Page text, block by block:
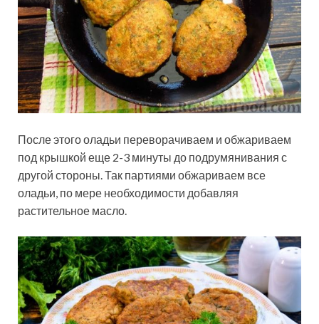
После этого оладьи переворачиваем и обжариваем
под крышкой еще 2-3 минуты до подрумянивания с
другой стороны. Так партиями обжариваем все
оладьи, по мере необходимости добавляя
растительное масло.